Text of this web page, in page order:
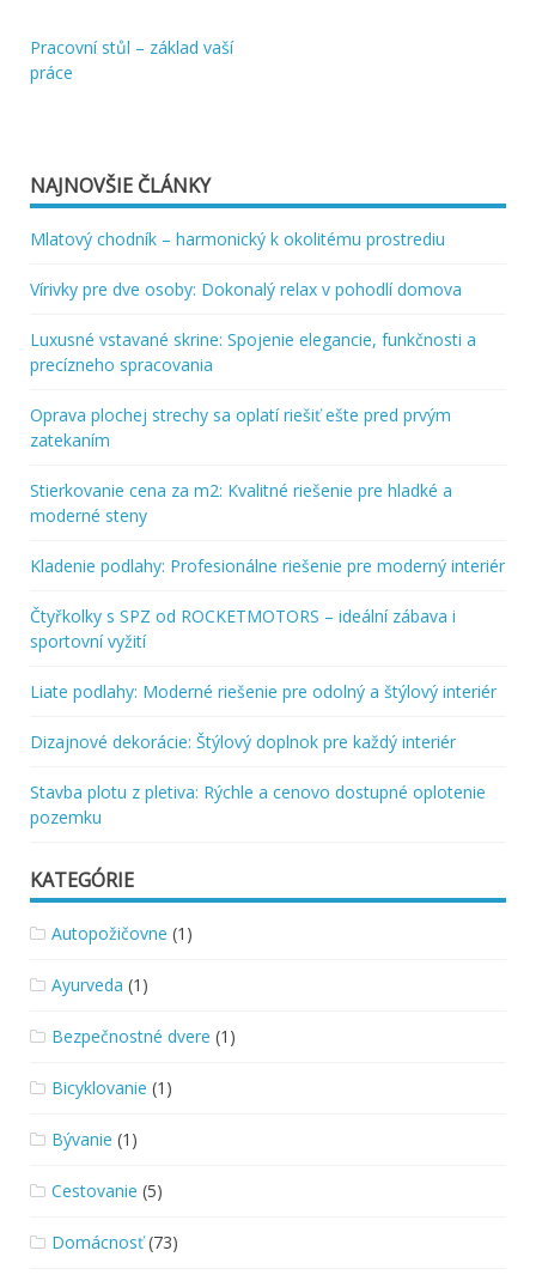
Navigácia
Pracovní stůl – základ vaší
práce
NAJNOVŠIE ČLÁNKY
Mlatový chodník – harmonický k okolitému prostrediu
Vírivky pre dve osoby: Dokonalý relax v pohodlí domova
Luxusné vstavané skrine: Spojenie elegancie, funkčnosti a
precízneho spracovania
Oprava plochej strechy sa oplatí riešiť ešte pred prvým
zatekaním
Stierkovanie cena za m2: Kvalitné riešenie pre hladké a
moderné steny
Kladenie podlahy: Profesionálne riešenie pre moderný interiér
Čtyřkolky s SPZ od ROCKETMOTORS – ideální zábava i
sportovní vyžití
Liate podlahy: Moderné riešenie pre odolný a štýlový interiér
Dizajnové dekorácie: Štýlový doplnok pre každý interiér
Stavba plotu z pletiva: Rýchle a cenovo dostupné oplotenie
pozemku
KATEGÓRIE
Autopožičovne (1)
Ayurveda (1)
Bezpečnostné dvere (1)
Bicyklovanie (1)
Bývanie (1)
Cestovanie (5)
Domácnosť(73)